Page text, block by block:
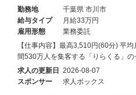
勤務地
千葉県 市川市
給与タイプ
月給33万円
雇用形態
業務委託
【仕事内容】最高3,510円(60分) 平
間530万人を集客する「りらくる」の
求人の更新日 2026-08-07
スポンサー
求人ボックス